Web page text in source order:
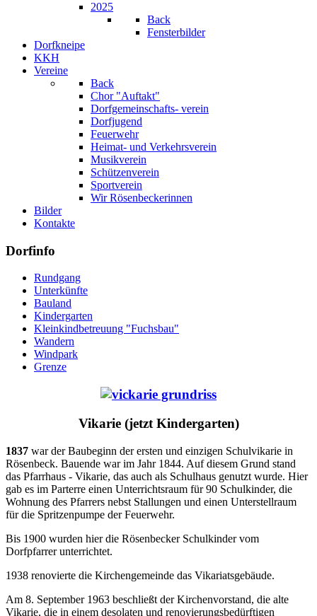
2025
Back
Fensterbilder
Dorfkneipe
KKH
Vereine
Back
Chor "Auftakt"
Dorfgemeinschafts- verein
Dorfjugend
Feuerwehr
Heimat- und Verkehrsverein
Musikverein
Schützenverein
Sportverein
Wir Rösenbeckerinnen
Bilder
Kontakte
Dorfinfo
Rundgang
Unterkünfte
Bauland
Kindergarten
Kleinkindbetreuung "Fuchsbau"
Wandern
Windpark
Grenze
Vikarie (jetzt Kindergarten)
1837 war der Baubeginn der ersten und einzigen Schulvikarie in
Rösenbeck. Bauende war im Jahr 1844. Auf diesem Grund stand
das Pfarrhaus - Vikarie, das auch als Schulhaus genutzt wurde. Hier
gab es im Parterre einen Unterrichtsraum für 90 Schulkinder, die
Wohnung des Pfarrers nebst Stallungen und einen Unterstellraum
für die Spritzenpumpe der Feuerwehr.
Bis 1900 wurden hier die Rösenbecker Schulkinder vom
Dorfpfarrer unterrichtet.
1938 renovierte die Kirchengemeinde das Vikariatsgebäude.
Am 8. September 1963 beschließt der Kirchenvorstand, die alte
Vikarie, die in einem desolaten und renovierungsbedürftigen